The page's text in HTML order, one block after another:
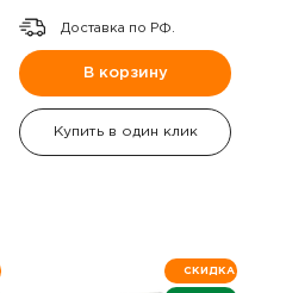
Доставка по РФ.
В корзину
Купить в один клик
СКИДКА